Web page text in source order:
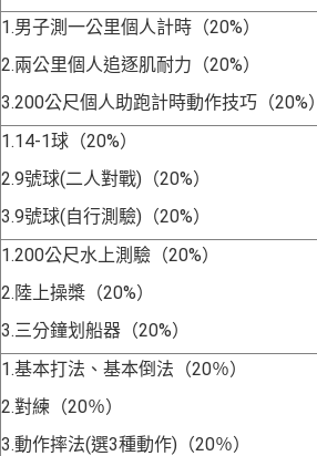
1.男子測一公里個人計時 （20%）
2.兩公里個人追逐肌耐力（20%）
3.200公尺個人助跑計時動作技巧（20%）
1.14-1球 （20%）
2.9號球(二人對戰) （20%）
3.9號球(自行測驗) （20%）
1.200公尺水上測驗 （20%）
2.陸上操槳（20%）
3.三分鐘划船器 （20%）
1.基本打法、基本倒法 （20％）
2.對練 （20％）
3.動作摔法(選3種動作)（20％）